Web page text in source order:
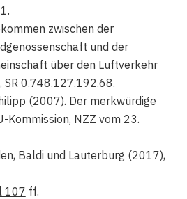
zwischen der
und der
über den Luftverkehr
0.748.127.192.68.
(2007). Der merkwürdige
Kommission, NZZ vom 23.
Baldi und Lauterburg (2017),
107 ff.